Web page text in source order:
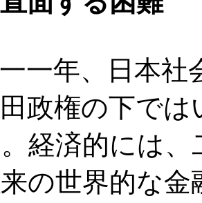
一年、日本社
政権の下で
経済的には
の世界的な